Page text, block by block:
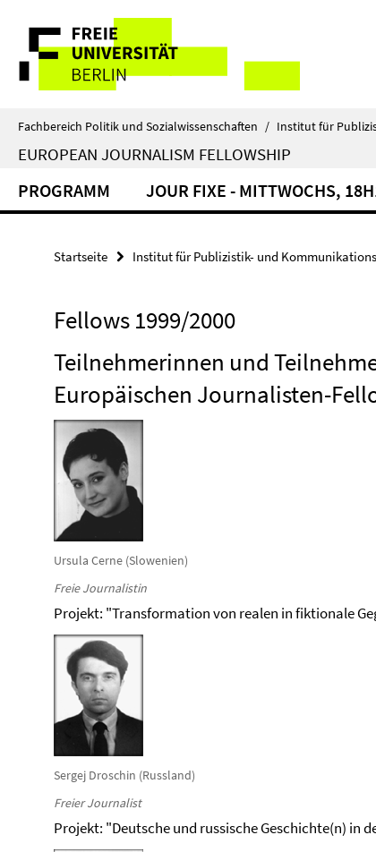
direkt
Inhalt
Service-
Navigation
Fachbereich Politik und Sozialwissenschaften / Institut für
EUROPEAN JOURNALISM FELLOWSHIP
PROGRAMM JOUR FIXE - MITTWOCHS,
Startseite Institut für Publizistik- und
Fellows 1999/2000
Teilnehmerinnen und
Europäischen Journalisten-
Ursula Cerne (Slowenien)
Freie Journalistin
Projekt: "Transformation von realen in fiktionale
Sergej Droschin (Russland)
Freier Journalist
Projekt: "Deutsche und russische Geschichte(n) in